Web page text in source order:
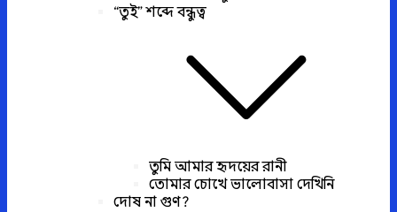
“তুই” শব্দে বন্ধুত্ব
তুমি আমার হৃদয়ের রানী
তোমার চোখে ভালোবাসা দেখিনি
দোষ না গুণ?